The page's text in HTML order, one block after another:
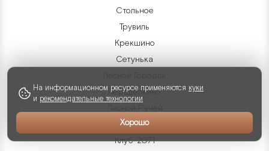
На информационном ресурсе применяются куки
и рекомендательные технологии
Хорошо
Стольное
Трувиль
Крекшино
Сетунька
Переделкино
НИИ Радио-1
Клуб-2071